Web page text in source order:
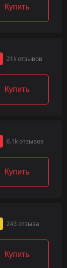
Купить
21k отзывов
Купить
6.1k отзывов
Купить
243 отзыва
Купить